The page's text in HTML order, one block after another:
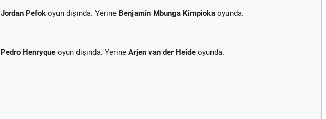
Jordan Pefok oyun dışında. Yerine Benjamin Mbunga Kimpioka oyunda.
Pedro Henryque oyun dışında. Yerine Arjen van der Heide oyunda.